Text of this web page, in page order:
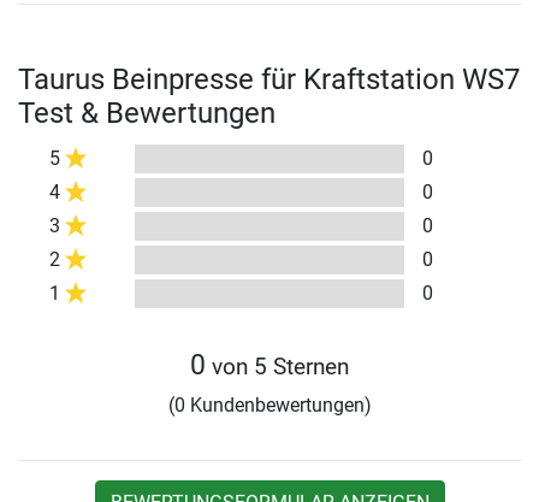
Taurus Beinpresse für Kraftstation WS7
Test & Bewertungen
5
0
4
0
3
0
2
0
1
0
0 von 5 Sternen
(0 Kundenbewertungen)